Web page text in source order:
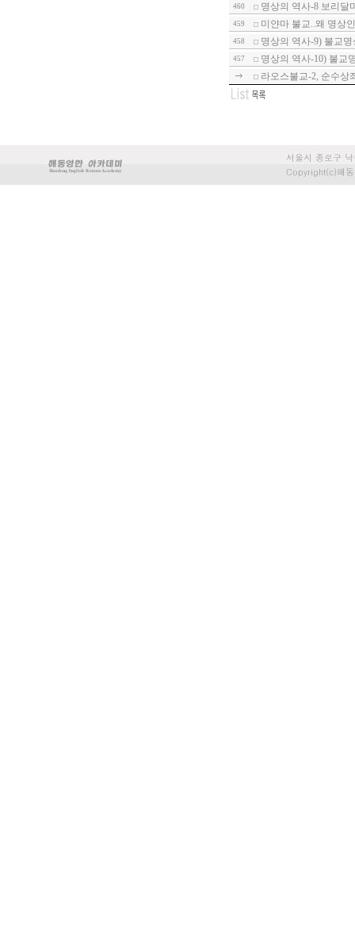
460 명상의 역사-8 보리달
459 미얀마 불교..왜 명상
458 명상의 역사-9) 불교
457
명상의 역사-10) 불교
라오스불교-2, 순수상